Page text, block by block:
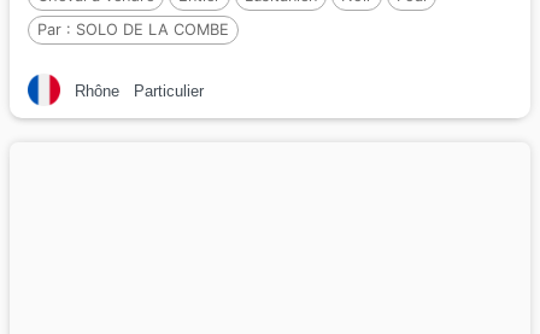
Par : SOLO DE LA COMBE
Rhône Particulier